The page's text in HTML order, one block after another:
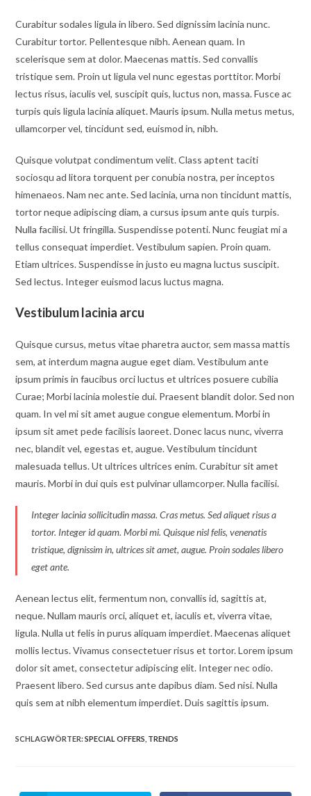
Curabitur sodales ligula in libero. Sed dignissim lacinia nunc.
Curabitur tortor. Pellentesque nibh. Aenean quam. In
scelerisque sem at dolor. Maecenas mattis. Sed convallis
tristique sem. Proin ut ligula vel nunc egestas porttitor. Morbi
lectus risus, iaculis vel, suscipit quis, luctus non, massa. Fusce ac
turpis quis ligula lacinia aliquet. Mauris ipsum. Nulla metus metus,
ullamcorper vel, tincidunt sed, euismod in, nibh.
Quisque volutpat condimentum velit. Class aptent taciti
sociosqu ad litora torquent per conubia nostra, per inceptos
himenaeos. Nam nec ante. Sed lacinia, urna non tincidunt mattis,
tortor neque adipiscing diam, a cursus ipsum ante quis turpis.
Nulla facilisi. Ut fringilla. Suspendisse potenti. Nunc feugiat mi a
tellus consequat imperdiet. Vestibulum sapien. Proin quam.
Etiam ultrices. Suspendisse in justo eu magna luctus suscipit.
Sed lectus. Integer euismod lacus luctus magna.
Vestibulum lacinia arcu
Quisque cursus, metus vitae pharetra auctor, sem massa mattis
sem, at interdum magna augue eget diam. Vestibulum ante
ipsum primis in faucibus orci luctus et ultrices posuere cubilia
Curae; Morbi lacinia molestie dui. Praesent blandit dolor. Sed non
quam. In vel mi sit amet augue congue elementum. Morbi in
ipsum sit amet pede facilisis laoreet. Donec lacus nunc, viverra
nec, blandit vel, egestas et, augue. Vestibulum tincidunt
malesuada tellus. Ut ultrices ultrices enim. Curabitur sit amet
mauris. Morbi in dui quis est pulvinar ullamcorper. Nulla facilisi.
Integer lacinia sollicitudin massa. Cras metus. Sed aliquet risus a
tortor. Integer id quam. Morbi mi. Quisque nisl felis, venenatis
tristique, dignissim in, ultrices sit amet, augue. Proin sodales libero
eget ante.
Aenean lectus elit, fermentum non, convallis id, sagittis at,
neque. Nullam mauris orci, aliquet et, iaculis et, viverra vitae,
ligula. Nulla ut felis in purus aliquam imperdiet. Maecenas aliquet
mollis lectus. Vivamus consectetuer risus et tortor. Lorem ipsum
dolor sit amet, consectetur adipiscing elit. Integer nec odio.
Praesent libero. Sed cursus ante dapibus diam. Sed nisi. Nulla
quis sem at nibh elementum imperdiet. Duis sagittis ipsum.
SCHLAGWÖRTER:SPECIAL OFFERS TRENDS